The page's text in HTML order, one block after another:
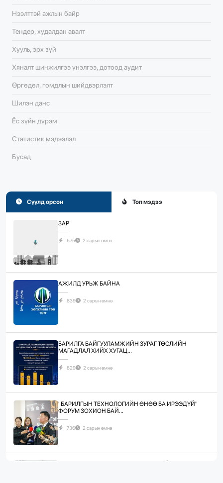
Нээлттэй ажлын байр
Тендер, худалдан авалт
Хууль, эрх зүй
Хяналт шинжилгээ үнэлгээ, дотоод аудит
Өргөдөл, гомдлын шийдвэрлэлт
Шилэн данс
Ёс зүйн дүрэм
Статистик мэдээлэл
Бусад
Сүүлд орсон Топ мэдээ
ЗАР
575 2 сарын өмнө
АЖИЛД УРЬЖ БАЙНА
839 2 сарын өмнө
БАРИЛГА БАЙГУУЛАМЖИЙН ЗУРАГ ТӨСЛИЙН
МАГАДЛАЛ ХИЙХ ХУГАЦ...
829 2 сарын өмнө
"БАРИЛГЫН ТЕХНОЛОГИЙН ӨНӨӨ БА ИРЭЭДҮЙ"
ФОРУМ ЗОХИОН БАЙ...
736 2 сарын өмнө